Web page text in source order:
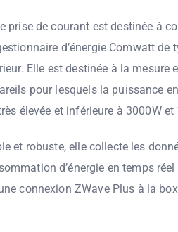
prise de courant est destinée à
d’énergie Comwatt de
Elle est destinée à la mesure
pour lesquels la puissance
élevée et inférieure à 3000W et
et robuste, elle collecte les
d’énergie en temps
connexion ZWave Plus à la